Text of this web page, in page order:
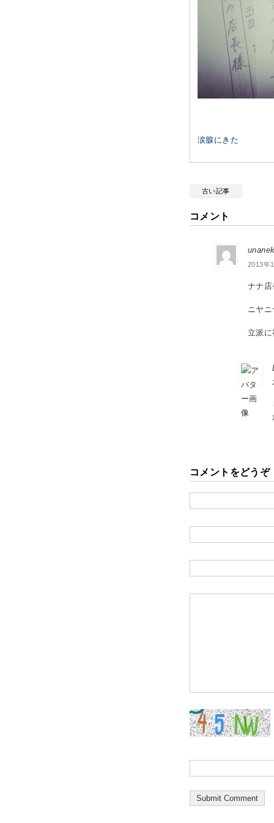
涙腺にきた
古い記事
コメント
2013年
ナナ
ニヤ
立派
コメントをどうぞ